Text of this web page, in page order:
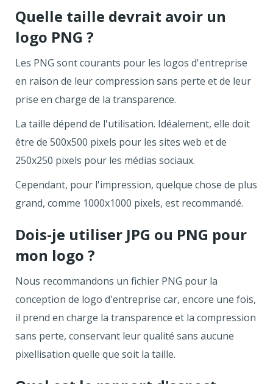
Quelle taille devrait avoir un
logo PNG ?
Les PNG sont courants pour les logos d'entreprise
en raison de leur compression sans perte et de leur
prise en charge de la transparence.
La taille dépend de l'utilisation. Idéalement, elle doit
être de 500x500 pixels pour les sites web et de
250x250 pixels pour les médias sociaux.
Cependant, pour l'impression, quelque chose de plus
grand, comme 1000x1000 pixels, est recommandé.
Dois-je utiliser JPG ou PNG pour
mon logo ?
Nous recommandons un fichier PNG pour la
conception de logo d'entreprise car, encore une fois,
il prend en charge la transparence et la compression
sans perte, conservant leur qualité sans aucune
pixellisation quelle que soit la taille.